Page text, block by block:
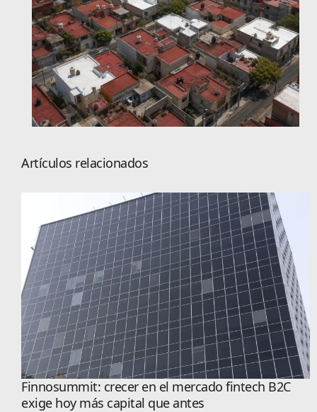
Artículos relacionados
Finnosummit: crecer en el mercado fintech B2C
exige hoy más capital que antes